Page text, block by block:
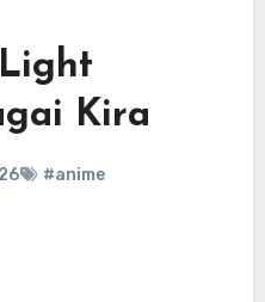
Kira
#anime